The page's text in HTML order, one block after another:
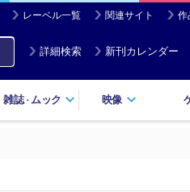
レーベル一覧 関連サイト 作
詳細検索 新刊カレンダー
雑誌・ ムック 映像